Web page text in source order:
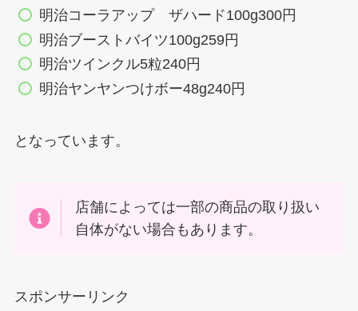
明治コーラアップ ザハード100g300円
明治ブーストバイツ100g259円
明治ツインクル5粒240円
明治ヤンヤンつけボー48g240円
となっています。
店舗によっては一部の商品の取り扱い
自体がない場合もあります。
スポンサーリンク